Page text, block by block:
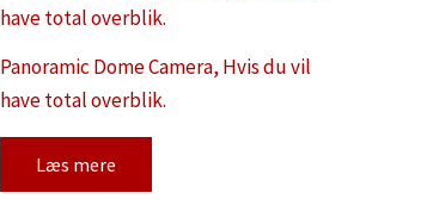
Panoramic Dome Camera, Hvis du vil
have total overblik.
Læs mere